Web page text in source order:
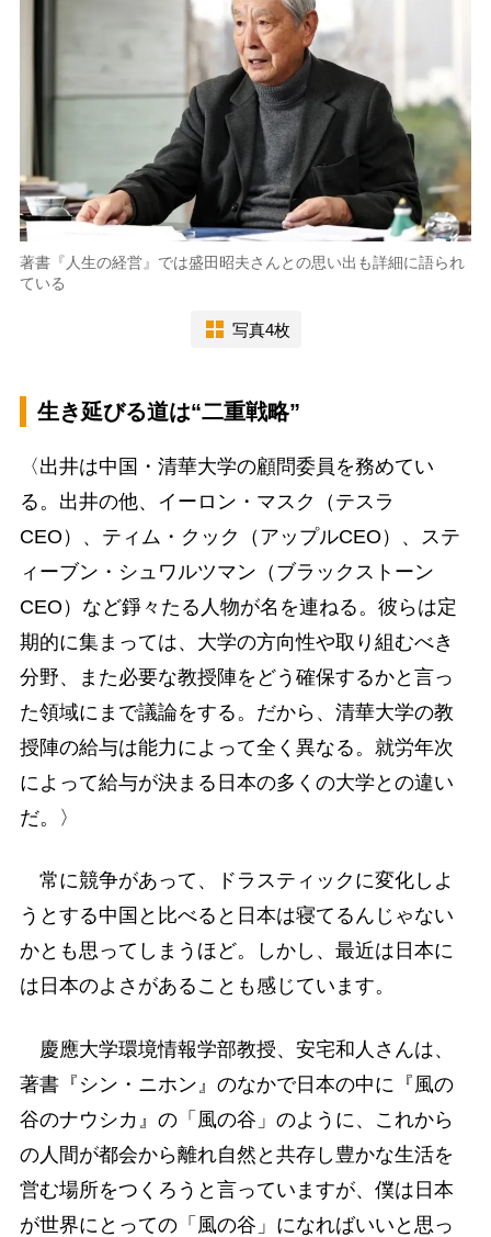
著書『人生の経営』では盛田昭夫さんとの思い出も詳細に語られ
ている
写真4枚
生き延びる道は“二重戦略”
〈出井は中国・清華大学の顧問委員を務めてい
る。出井の他、イーロン・マスク（テスラ
CEO）、ティム・クック（アップルCEO）、ステ
ィーブン・シュワルツマン（ブラックストーン
CEO）など錚々たる人物が名を連ねる。彼らは定
期的に集まっては、大学の方向性や取り組むべき
分野、また必要な教授陣をどう確保するかと言っ
た領域にまで議論をする。だから、清華大学の教
授陣の給与は能力によって全く異なる。就労年次
によって給与が決まる日本の多くの大学との違い
だ。〉
常に競争があって、ドラスティックに変化しよ
うとする中国と比べると日本は寝てるんじゃない
かとも思ってしまうほど。しかし、最近は日本に
は日本のよさがあることも感じています。
慶應大学環境情報学部教授、安宅和人さんは、
著書『シン・ニホン』のなかで日本の中に『風の
谷のナウシカ』の「風の谷」のように、これから
の人間が都会から離れ自然と共存し豊かな生活を
営む場所をつくろうと言っていますが、僕は日本
が世界にとっての「風の谷」になればいいと思っ